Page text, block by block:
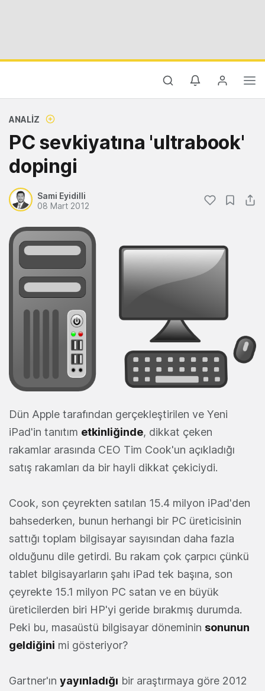
ANALIZ
PC sevkiyatına 'ultrabook'
dopingi
Sami Eyidilli
08 Mart 2012
Dün Apple tarafından gerçekleştirilen ve Yeni
iPad'in tanıtım etkinliğinde, dikkat çeken
rakamlar arasında CEO Tim Cook'un açıkladığı
satış rakamları da bir hayli dikkat çekiciydi.
Cook, son çeyrekten satılan 15.4 milyon iPad'den
bahsederken, bunun herhangi bir PC üreticisinin
sattığı toplam bilgisayar sayısından daha fazla
olduğunu dile getirdi. Bu rakam çok çarpıcı çünkü
tablet bilgisayarların şahı iPad tek başına, son
çeyrekte 15.1 milyon PC satan ve en büyük
üreticilerden biri HP'yi geride bırakmış durumda.
Peki bu, masaüstü bilgisayar döneminin sonunun
geldiğini mi gösteriyor?
Gartner'ın yayınladığı bir araştırmaya göre 2012